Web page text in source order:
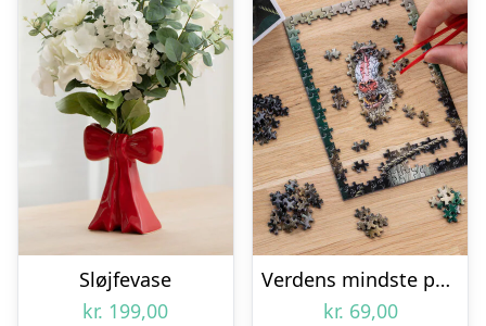
Sløjfevase
kr. 199,00
Verdens mindste puslespil
kr. 69,00